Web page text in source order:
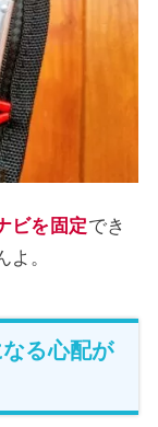
ビを固定でき
。
る心配が